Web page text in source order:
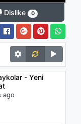
Dislike 0
- Yeni
ago